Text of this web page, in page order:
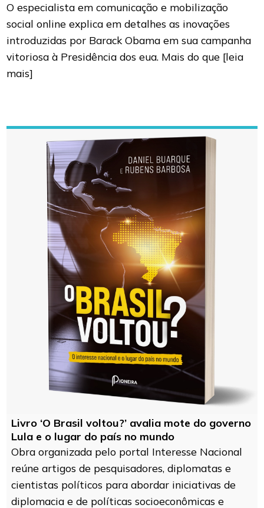
O especialista em comunicação e mobilização
social online explica em detalhes as inovações
introduzidas por Barack Obama em sua campanha
vitoriosa à Presidência dos eua. Mais do que [leia
mais]
Livro ‘O Brasil voltou?’ avalia mote do governo
Lula e o lugar do país no mundo
Obra organizada pelo portal Interesse Nacional
reúne artigos de pesquisadores, diplomatas e
cientistas políticos para abordar iniciativas de
diplomacia e de políticas socioeconômicas e